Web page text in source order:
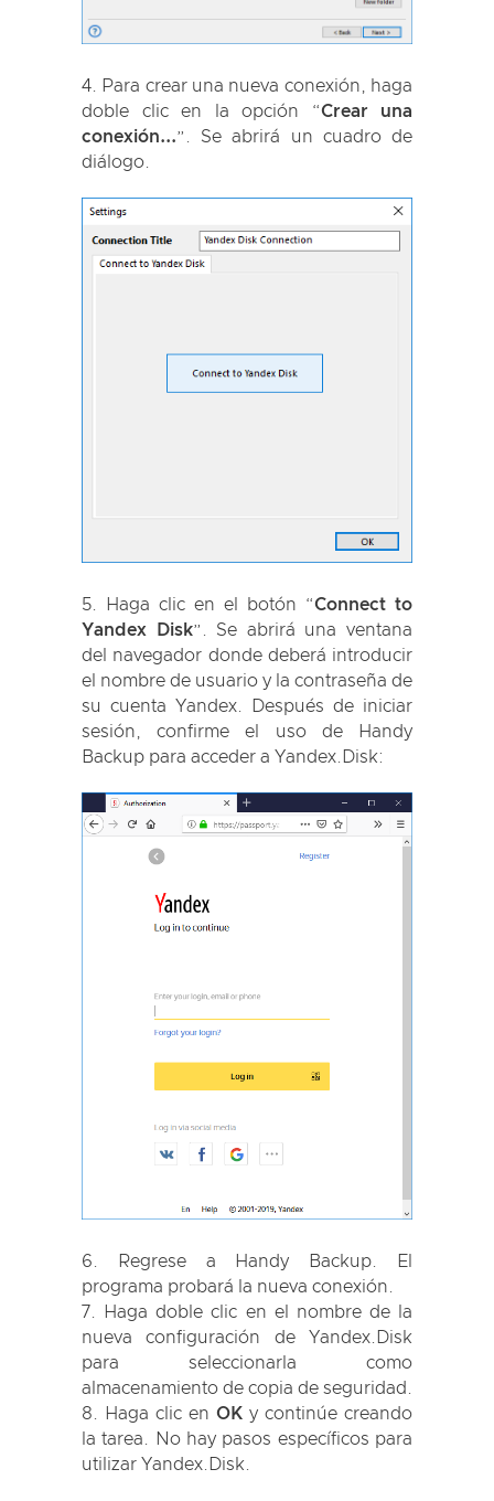
Para crear una nueva conexión, haga
doble clic en la opción “Crear una
conexión...”. Se abrirá un cuadro de
diálogo.
Haga clic en el botón “Connect to
Yandex Disk”. Se abrirá una ventana
del navegador donde deberá introducir
el nombre de usuario y la contraseña de
su cuenta Yandex. Después de iniciar
sesión, confirme el uso de Handy
Backup para acceder a Yandex.Disk:
Regrese a Handy Backup. El
programa probará la nueva conexión.
Haga doble clic en el nombre de la
nueva configuración de Yandex.Disk
para seleccionarla como
almacenamiento de copia de seguridad.
Haga clic en OK y continúe creando
la tarea. No hay pasos específicos para
utilizar Yandex.Disk.